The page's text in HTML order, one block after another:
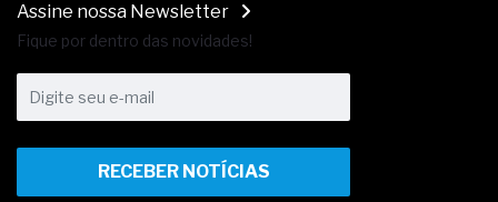
Assine nossa Newsletter
Fique por dentro das novidades!
RECEBER NOTÍCIAS